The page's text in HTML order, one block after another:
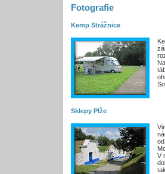
Fotografie
Kemp Strážnice
Sklepy Plže
V